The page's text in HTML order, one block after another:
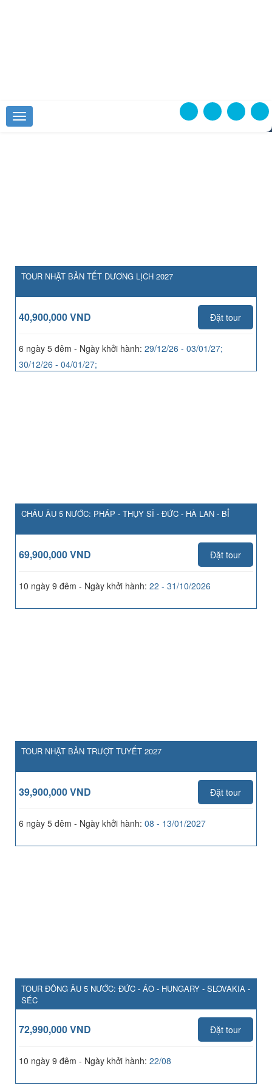
TOUR NHẬT BẢN TẾT DƯƠNG LỊCH 2027
40,900,000 VND Đặt tour
6 ngày 5 đêm - Ngày khởi hành: 29/12/26 - 03/01/27;
30/12/26 - 04/01/27;
CHÂU ÂU 5 NƯỚC: PHÁP - THỤY SĨ - ĐỨC - HÀ LAN - BỈ
69,900,000 VND Đặt tour
10 ngày 9 đêm - Ngày khởi hành: 22 - 31/10/2026
TOUR NHẬT BẢN TRƯỢT TUYẾT 2027
39,900,000 VND Đặt tour
6 ngày 5 đêm - Ngày khởi hành: 08 - 13/01/2027
TOUR ĐÔNG ÂU 5 NƯỚC: ĐỨC - ÁO - HUNGARY - SLOVAKIA -
SÉC
72,990,000 VND Đặt tour
10 ngày 9 đêm - Ngày khởi hành: 22/08